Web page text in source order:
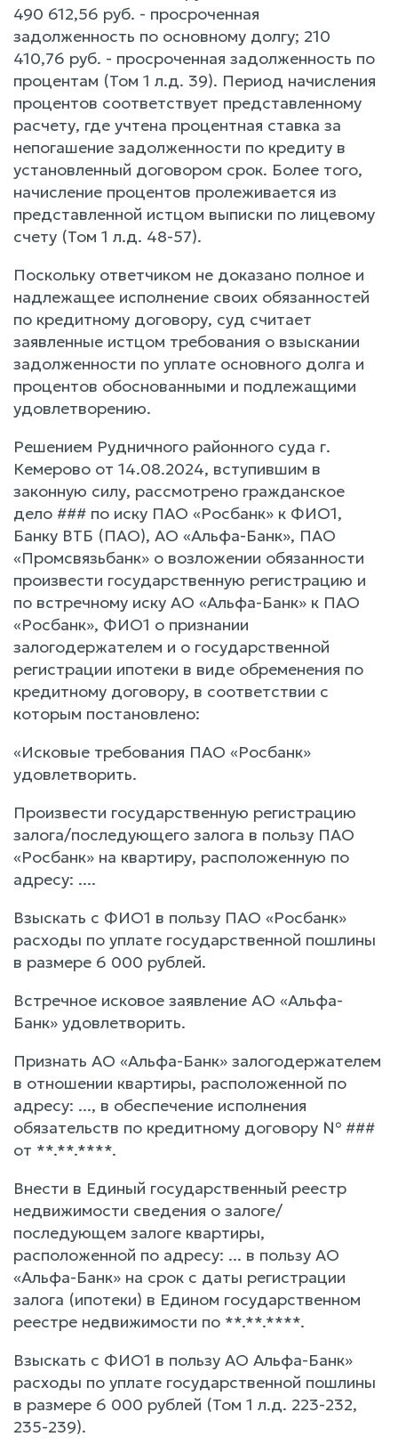
490 612,56 руб. - просроченная
задолженность по основному долгу; 210
410,76 руб. - просроченная задолженность по
процентам (Том 1 л.д. 39). Период начисления
процентов соответствует представленному
расчету, где учтена процентная ставка за
непогашение задолженности по кредиту в
установленный договором срок. Более того,
начисление процентов пролеживается из
представленной истцом выписки по лицевому
счету (Том 1 л.д. 48-57).
Поскольку ответчиком не доказано полное и
надлежащее исполнение своих обязанностей
по кредитному договору, суд считает
заявленные истцом требования о взыскании
задолженности по уплате основного долга и
процентов обоснованными и подлежащими
удовлетворению.
Решением Рудничного районного суда г.
Кемерово от 14.08.2024, вступившим в
законную силу, рассмотрено гражданское
дело ### по иску ПАО «Росбанк» к ФИО1,
Банку ВТБ (ПАО), АО «Альфа-Банк», ПАО
«Промсвязьбанк» о возложении обязанности
произвести государственную регистрацию и
по встречному иску АО «Альфа-Банк» к ПАО
«Росбанк», ФИО1 о признании
залогодержателем и о государственной
регистрации ипотеки в виде обременения по
кредитному договору, в соответствии с
которым постановлено:
«Исковые требования ПАО «Росбанк»
удовлетворить.
Произвести государственную регистрацию
залога/последующего залога в пользу ПАО
«Росбанк» на квартиру, расположенную по
адресу: ....
Взыскать с ФИО1 в пользу ПАО «Росбанк»
расходы по уплате государственной пошлины
в размере 6 000 рублей.
Встречное исковое заявление АО «Альфа-
Банк» удовлетворить.
Признать АО «Альфа-Банк» залогодержателем
в отношении квартиры, расположенной по
адресу: ..., в обеспечение исполнения
обязательств по кредитному договору № ###
от **.**.****.
Внести в Единый государственный реестр
недвижимости сведения о залоге/
последующем залоге квартиры,
расположенной по адресу: ... в пользу АО
«Альфа-Банк» на срок с даты регистрации
залога (ипотеки) в Едином государственном
реестре недвижимости по **.**.****.
Взыскать с ФИО1 в пользу АО Альфа-Банк»
расходы по уплате государственной пошлины
в размере 6 000 рублей (Том 1 л.д. 223-232,
235-239).